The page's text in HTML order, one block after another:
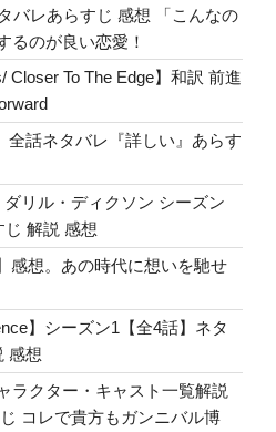
バレあらすじ 感想 「こんなの
るのが良い恋愛！
Closer To The Edge】和訳 前進
全話ネタバレ『詳しい』あらす
ダリル・ディクソン シーズン
解説 感想
感想。あの時代に想いを馳せ
】シーズン1【全4話】ネタ
感想
ラクター・キャスト一覧解説
コレで貴方もガンニバル博